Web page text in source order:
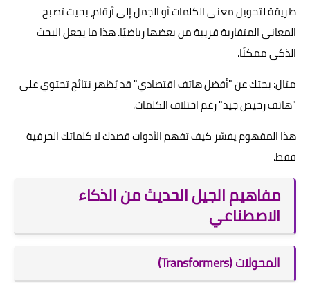
طريقة لتحويل معنى الكلمات أو الجمل إلى أرقام، بحيث تصبح
المعاني المتقاربة قريبة من بعضها رياضيًا. هذا ما يجعل البحث
الذكي ممكنًا.
مثال: بحثك عن "أفضل هاتف اقتصادي" قد يُظهر نتائج تحتوي على
"هاتف رخيص جيد" رغم اختلاف الكلمات.
هذا المفهوم يفسّر كيف تفهم الأدوات قصدك لا كلماتك الحرفية
فقط.
مفاهيم الجيل الحديث من الذكاء
الاصطناعي
المحولات (Transformers)